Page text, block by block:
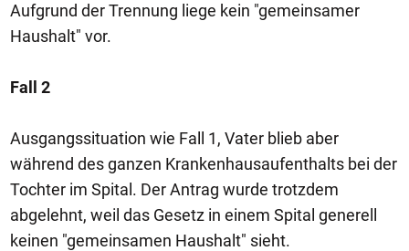
Aufgrund der Trennung liege kein "gemeinsamer
Haushalt" vor.
Fall 2
Ausgangssituation wie Fall 1, Vater blieb aber
während des ganzen Krankenhausaufenthalts bei der
Tochter im Spital. Der Antrag wurde trotzdem
abgelehnt, weil das Gesetz in einem Spital generell
keinen "gemeinsamen Haushalt" sieht.